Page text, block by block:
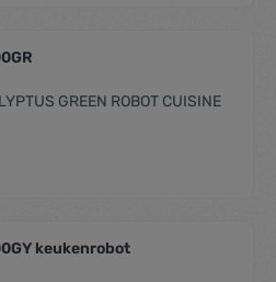
Roestvrij
x B x H) (cm): 39.5 x 20 x
GlasBlender: JaFlexiklopper:
(kg): 4kgInhoud - deeg (kg):
(l):
JaSpatbescherming: Ja
GREEN ROBOT CUISINE
keukenrobot